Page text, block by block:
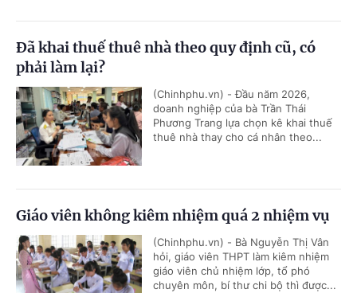
Đã khai thuế thuê nhà theo quy định cũ, có
phải làm lại?
(Chinhphu.vn) - Đầu năm 2026,
doanh nghiệp của bà Trần Thái
Phương Trang lựa chọn kê khai thuế
thuê nhà thay cho cá nhân theo...
Giáo viên không kiêm nhiệm quá 2 nhiệm vụ
(Chinhphu.vn) - Bà Nguyễn Thị Vân
hỏi, giáo viên THPT làm kiêm nhiệm
giáo viên chủ nhiệm lớp, tổ phó
chuyên môn, bí thư chi bộ thì được...